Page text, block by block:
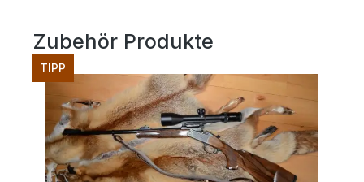
Produktgalerie überspringen
Zubehör Produkte
TIPP